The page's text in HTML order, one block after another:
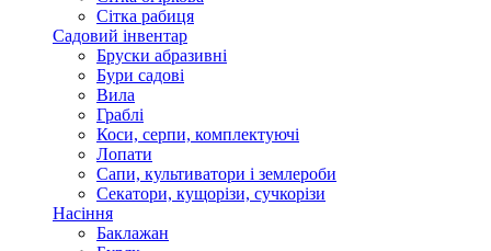
Сітка рабиця
Садовий інвентар
Бруски абразивні
Бури садові
Вила
Граблі
Коси, серпи, комплектуючі
Лопати
Сапи, культиватори і землероби
Секатори, кущорізи, сучкорізи
Насіння
Баклажан